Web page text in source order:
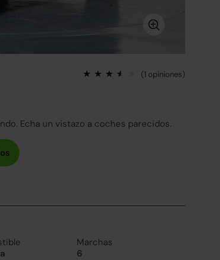
(1 opiniones)
Echa un vistazo a coches parecidos.
Marchas
6